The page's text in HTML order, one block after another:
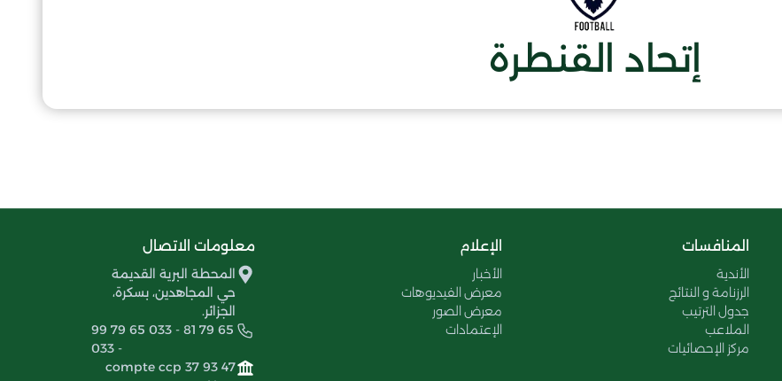
إتحاد القنطرة
المنافسات
الأندية
الرزنامة و النتائج
جدول الترتيب
الملاعب
مركز الإحصائيات
الإعلام
الأخبار
معرض الفيديوهات
معرض الصور
الإعتمادات
معلومات الاتصال
المحطة البرية القديمة
حي المجاهدين، بسكرة،
الجزائر.
99 79 65 033 - 81 79 65
033 -
compte ccp 37 93 47